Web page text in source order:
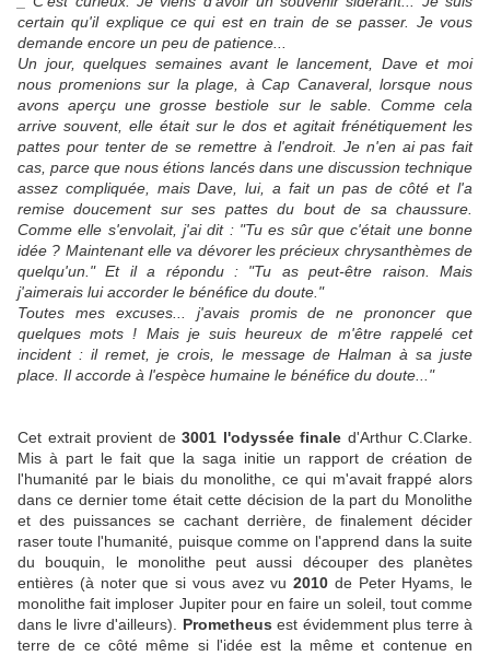
certain qu'il explique ce qui est en train de se passer. Je vous
demande encore un peu de patience...
Un jour, quelques semaines avant le lancement, Dave et moi
nous promenions sur la plage, à Cap Canaveral, lorsque nous
avons aperçu une grosse bestiole sur le sable. Comme cela
arrive souvent, elle était sur le dos et agitait frénétiquement les
pattes pour tenter de se remettre à l'endroit. Je n'en ai pas fait
cas, parce que nous étions lancés dans une discussion technique
assez compliquée, mais Dave, lui, a fait un pas de côté et l'a
remise doucement sur ses pattes du bout de sa chaussure.
Comme elle s'envolait, j'ai dit : "Tu es sûr que c'était une bonne
idée ? Maintenant elle va dévorer les précieux chrysanthèmes de
quelqu'un." Et il a répondu : "Tu as peut-être raison. Mais
j'aimerais lui accorder le bénéfice du doute."
Toutes mes excuses... j'avais promis de ne prononcer que
quelques mots ! Mais je suis heureux de m'être rappelé cet
incident : il remet, je crois, le message de Halman à sa juste
place. Il accorde à l'espèce humaine le bénéfice du doute..."
Cet extrait provient de 3001 l'odyssée finale d'Arthur C.Clarke.
Mis à part le fait que la saga initie un rapport de création de
l'humanité par le biais du monolithe, ce qui m'avait frappé alors
dans ce dernier tome était cette décision de la part du Monolithe
et des puissances se cachant derrière, de finalement décider
raser toute l'humanité, puisque comme on l'apprend dans la suite
du bouquin, le monolithe peut aussi découper des planètes
entières (à noter que si vous avez vu 2010 de Peter Hyams, le
monolithe fait imploser Jupiter pour en faire un soleil, tout comme
dans le livre d'ailleurs). Prometheus est évidemment plus terre à
terre de ce côté même si l'idée est la même et contenue en